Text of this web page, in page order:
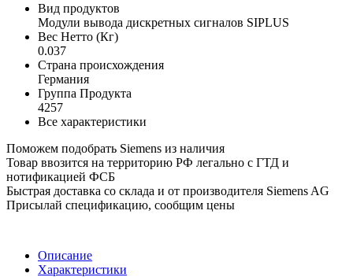
Вид продуктов
Модули вывода дискретных сигналов SIPLUS
Вес Нетто (Кг)
0.037
Страна происхождения
Германия
Группа Продукта
4257
Все характеристики
Поможем подобрать Siemens из наличия
Товар ввозится на территорию РФ легально с ГТД и
нотификацией ФСБ
Быстрая доставка со склада и от производителя Siemens AG
Присылай спецификацию, сообщим цены
Описание
Характеристики